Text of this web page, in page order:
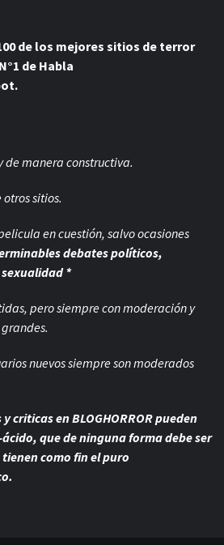
de los mejores sitios de terror
N°1 de Habla
de manera constructiva.
sitios.
en cuestión, salvo ocasiones
debates políticos,
*
pero siempre conmoderación y
nuevos siempre son moderados
criticas en BLOGHORROR pueden
ácido, que de ninguna forma debe ser
como fin el puro